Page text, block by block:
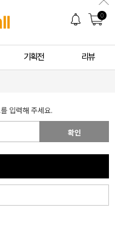
0
기획전 리뷰
입력해 주세요.
확인